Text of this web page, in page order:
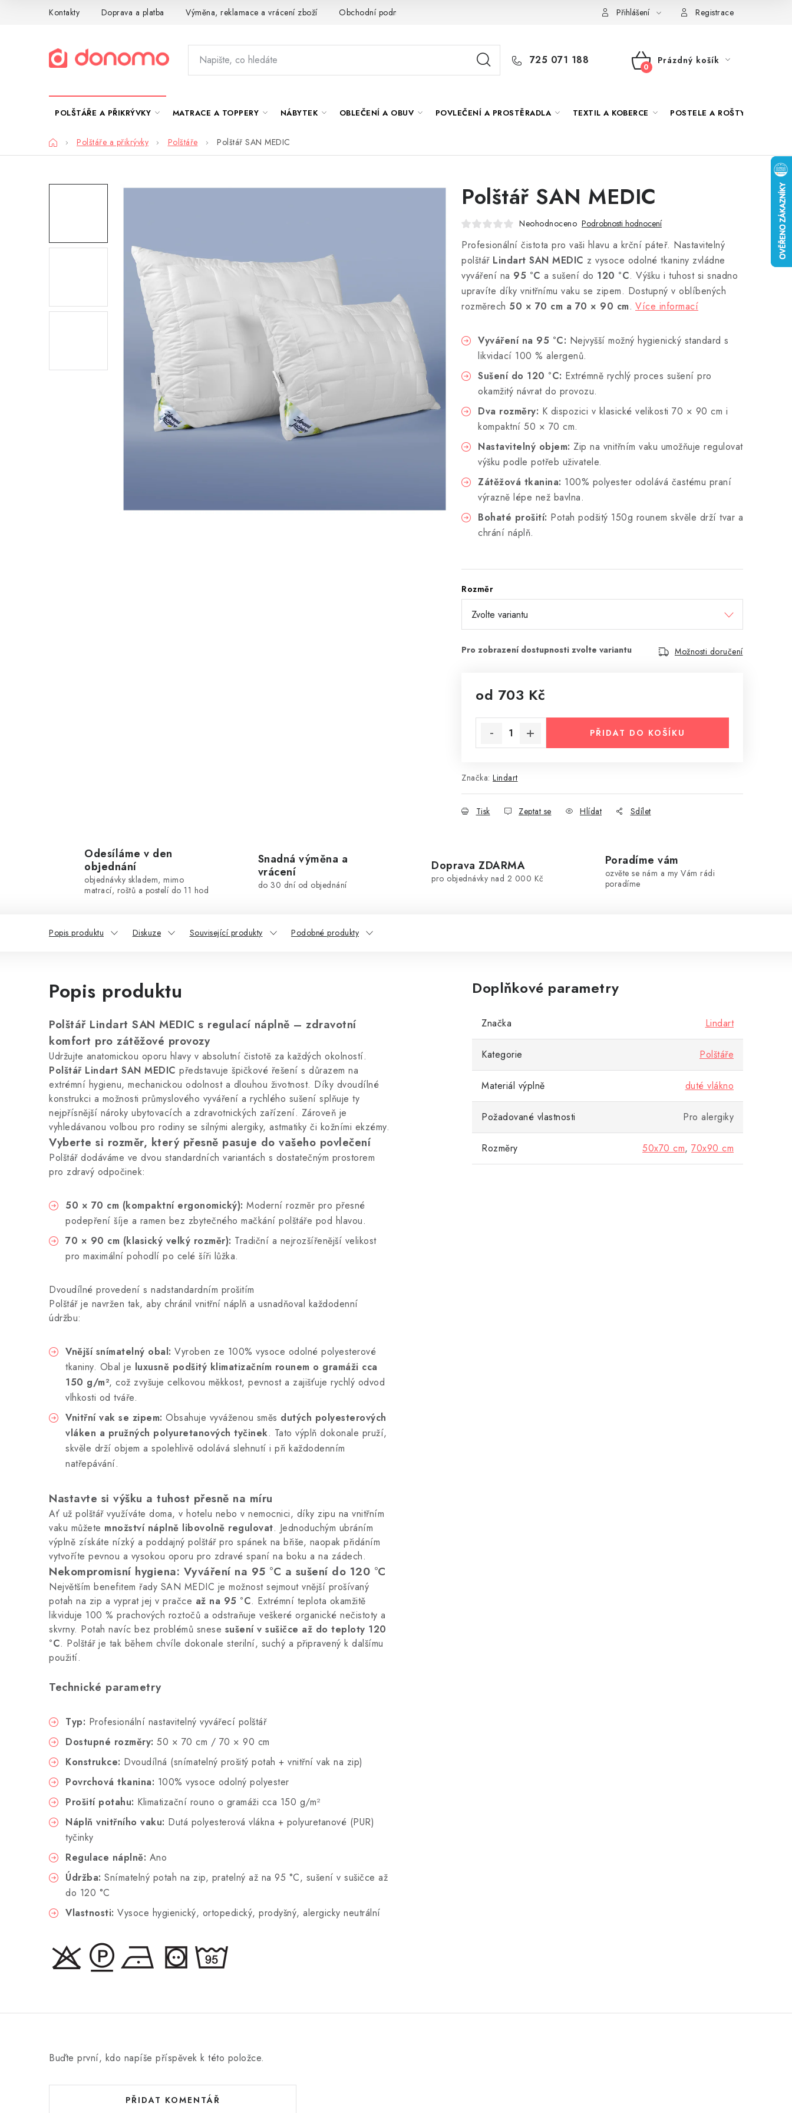
Kontakty Doprava a platba Výměna, reklamace a vrácení zboží Obchodní podmínky Jak správně vybrat Podmínky ochrany osobních údajů
Přihlášení Registrace
725 071 188
NÁKUPNÍ
Prázdný košík
POLŠTÁŘE A PŘIKRÝVKY MATRACE A TOPPERY NÁBYTEK OBLEČENÍ A OBUV POVLEČENÍ A PROSTĚRADLA TEXTIL A KOBERCE POSTELE A ROŠTY
DomůPolštáře a přikrývky Polštáře Polštář SAN MEDIC
Polštář SAN MEDIC
Neohodnoceno Podrobnosti hodnocení
Profesionální čistota pro vaši hlavu a krční páteř. Nastavitelný
polštář Lindart SAN MEDIC z vysoce odolné tkaniny zvládne
vyváření na 95 °C a sušení do 120 °C. Výšku i tuhost si snadno
upravíte díky vnitřnímu vaku se zipem. Dostupný v oblíbených
rozměrech 50 × 70 cm a 70 × 90 cm. Více informací
Vyváření na 95 °C: Nejvyšší možný hygienický standard s
likvidací 100 % alergenů.
Sušení do 120 °C: Extrémně rychlý proces sušení pro
okamžitý návrat do provozu.
Dva rozměry: K dispozici v klasické velikosti 70 × 90 cm i
kompaktní 50 × 70 cm.
Nastavitelný objem: Zip na vnitřním vaku umožňuje regulovat
výšku podle potřeb uživatele.
Zátěžová tkanina: 100% polyester odolává častému praní
výrazně lépe než bavlna.
Bohaté prošití: Potah podšitý 150g rounem skvěle drží tvar a
chrání náplň.
Rozměr
Možnosti doručení
od 703 Kč
PŘIDAT DO KOŠÍKU
Značka: Lindart
Tisk Zeptat se Hlídat Sdílet
Odesíláme v den
objednání
objednávky skladem, mimo
matrací, roštů a postelí do 11 hod
Snadná výměna a
vrácení
do 30 dní od objednání
Doprava ZDARMA
pro objednávky nad 2 000 Kč
Poradíme vám
ozvěte se nám a my Vám rádi
poradíme
Popis produktu Diskuze Související produkty Podobné produkty
Popis produktu
Polštář Lindart SAN MEDIC s regulací náplně – zdravotní
komfort pro zátěžové provozy
Udržujte anatomickou oporu hlavy v absolutní čistotě za každých okolností.
Polštář Lindart SAN MEDIC představuje špičkové řešení s důrazem na
extrémní hygienu, mechanickou odolnost a dlouhou životnost. Díky dvoudílné
konstrukci a možnosti průmyslového vyváření a rychlého sušení splňuje ty
nejpřísnější nároky ubytovacích a zdravotnických zařízení. Zároveň je
vyhledávanou volbou pro rodiny se silnými alergiky, astmatiky či kožními ekzémy.
Vyberte si rozměr, který přesně pasuje do vašeho povlečení
Polštář dodáváme ve dvou standardních variantách s dostatečným prostorem
pro zdravý odpočinek:
50 × 70 cm (kompaktní ergonomický): Moderní rozměr pro přesné
podepření šíje a ramen bez zbytečného mačkání polštáře pod hlavou.
70 × 90 cm (klasický velký rozměr): Tradiční a nejrozšířenější velikost
pro maximální pohodlí po celé šíři lůžka.
Dvoudílné provedení s nadstandardním prošitím
Polštář je navržen tak, aby chránil vnitřní náplň a usnadňoval každodenní
údržbu:
Vnější snímatelný obal: Vyroben ze 100% vysoce odolné polyesterové
tkaniny. Obal je luxusně podšitý klimatizačním rounem o gramáži cca
150 g/m², což zvyšuje celkovou měkkost, pevnost a zajišťuje rychlý odvod
vlhkosti od tváře.
Vnitřní vak se zipem: Obsahuje vyváženou směs dutých polyesterových
vláken a pružných polyuretanových tyčinek. Tato výplň dokonale pruží,
skvěle drží objem a spolehlivě odolává slehnutí i při každodenním
natřepávání.
Nastavte si výšku a tuhost přesně na míru
Ať už polštář využíváte doma, v hotelu nebo v nemocnici, díky zipu na vnitřním
vaku můžete množství náplně libovolně regulovat. Jednoduchým ubráním
výplně získáte nízký a poddajný polštář pro spánek na břiše, naopak přidáním
vytvoříte pevnou a vysokou oporu pro zdravé spaní na boku a na zádech.
Nekompromisní hygiena: Vyváření na 95 °C a sušení do 120 °C
Největším benefitem řady SAN MEDIC je možnost sejmout vnější prošívaný
potah na zip a vyprat jej v pračce až na 95 °C. Extrémní teplota okamžitě
likviduje 100 % prachových roztočů a odstraňuje veškeré organické nečistoty a
skvrny. Potah navíc bez problémů snese sušení v sušičce až do teploty 120
°C. Polštář je tak během chvíle dokonale sterilní, suchý a připravený k dalšímu
použití.
Technické parametry
Typ: Profesionální nastavitelný vyvářecí polštář
Dostupné rozměry: 50 × 70 cm / 70 × 90 cm
Konstrukce: Dvoudílná (snímatelný prošitý potah + vnitřní vak na zip)
Povrchová tkanina: 100% vysoce odolný polyester
Prošití potahu: Klimatizační rouno o gramáži cca 150 g/m²
Náplň vnitřního vaku: Dutá polyesterová vlákna + polyuretanové (PUR)
tyčinky
Regulace náplně: Ano
Údržba: Snímatelný potah na zip, pratelný až na 95 °C, sušení v sušičce až
do 120 °C
Vlastnosti: Vysoce hygienický, ortopedický, prodyšný, alergicky neutrální
Doplňkové parametry
Značka Lindart
Kategorie Polštáře
Materiál výplně duté vlákno
Požadované vlastnosti Pro alergiky
Rozměry 50x70 cm, 70x90 cm
Buďte první, kdo napíše příspěvek k této položce.
PŘIDAT KOMENTÁŘ